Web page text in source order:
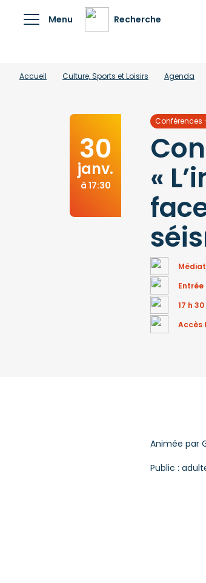
Menu Recherche
Accueil Culture, Sports et Loisirs Agenda
30
janv.
à 17:30
Conférences
«
17 h 30
Accès
Animée par
Public :